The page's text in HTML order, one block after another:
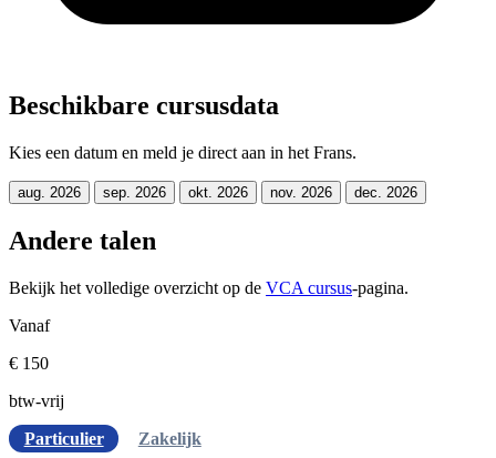
Beschikbare cursusdata
Kies een datum en meld je direct aan in het Frans.
aug. 2026 sep. 2026 okt. 2026 nov. 2026 dec. 2026
Andere talen
Bekijk het volledige overzicht op de VCA cursus-pagina.
Vanaf
€ 150
btw-vrij
Particulier
Zakelijk